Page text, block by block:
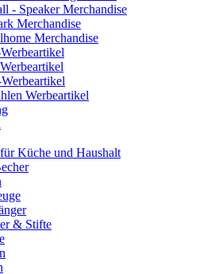
- Speaker Merchandise
Merchandise
Merchandise
Werbeartikel
Küche und Haushalt
& Stifte